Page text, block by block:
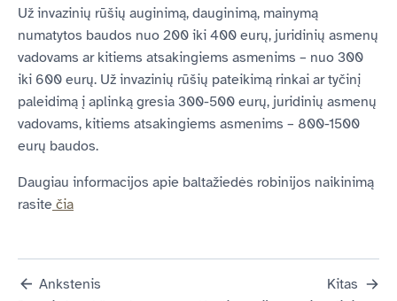
Už invazinių rūšių auginimą, dauginimą, mainymą
numatytos baudos nuo 200 iki 400 eurų, juridinių asmenų
vadovams ar kitiems atsakingiems asmenims – nuo 300
iki 600 eurų. Už invazinių rūšių pateikimą rinkai ar tyčinį
paleidimą į aplinką gresia 300-500 eurų, juridinių asmenų
vadovams, kitiems atsakingiems asmenims – 800-1500
eurų baudos.
Daugiau informacijos apie baltažiedės robinijos naikinimą
rasite čia
Ankstenis
Kitas